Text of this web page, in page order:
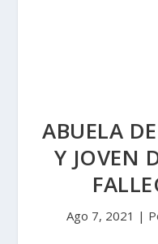
ABUELA
Y JOVEN
Ago 7, 2021 |